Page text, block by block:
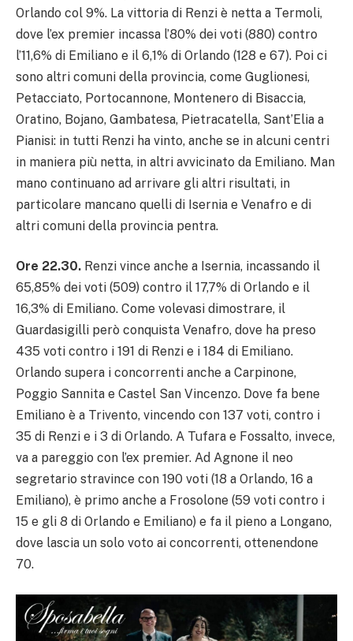
Orlando col 9%. La vittoria di Renzi è netta a Termoli,
dove l’ex premier incassa l’80% dei voti (880) contro
l’11,6% di Emiliano e il 6,1% di Orlando (128 e 67). Poi ci
sono altri comuni della provincia, come Guglionesi,
Petacciato, Portocannone, Montenero di Bisaccia,
Oratino, Bojano, Gambatesa, Pietracatella, Sant’Elia a
Pianisi: in tutti Renzi ha vinto, anche se in alcuni centri
in maniera più netta, in altri avvicinato da Emiliano. Man
mano continuano ad arrivare gli altri risultati, in
particolare mancano quelli di Isernia e Venafro e di
altri comuni della provincia pentra.
Ore 22.30. Renzi vince anche a Isernia, incassando il
65,85% dei voti (509) contro il 17,7% di Orlando e il
16,3% di Emiliano. Come volevasi dimostrare, il
Guardasigilli però conquista Venafro, dove ha preso
435 voti contro i 191 di Renzi e i 184 di Emiliano.
Orlando supera i concorrenti anche a Carpinone,
Poggio Sannita e Castel San Vincenzo. Dove fa bene
Emiliano è a Trivento, vincendo con 137 voti, contro i
35 di Renzi e i 3 di Orlando. A Tufara e Fossalto, invece,
va a pareggio con l’ex premier. Ad Agnone il neo
segretario stravince con 190 voti (18 a Orlando, 16 a
Emiliano), è primo anche a Frosolone (59 voti contro i
15 e gli 8 di Orlando e Emiliano) e fa il pieno a Longano,
dove lascia un solo voto ai concorrenti, ottenendone
70.